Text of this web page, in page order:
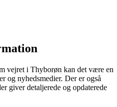
vejret i Thyborøn kan det være en
og nyhedsmedier. Der er også
giver detaljerede og opdaterede